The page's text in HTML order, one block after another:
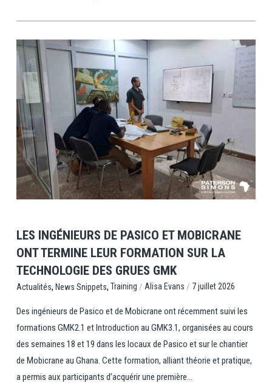
View Post
LES INGÉNIEURS DE PASICO ET MOBICRANE
ONT TERMINE LEUR FORMATION SUR LA
TECHNOLOGIE DES GRUES GMK
Actualités, News Snippets, Training / Alisa Evans / 7 juillet 2026
Des ingénieurs de Pasico et de Mobicrane ont récemment suivi les
formations GMK2.1 et Introduction au GMK3.1, organisées au cours
des semaines 18 et 19 dans les locaux de Pasico et sur le chantier
de Mobicrane au Ghana. Cette formation, alliant théorie et pratique,
a permis aux participants d’acquérir une première...